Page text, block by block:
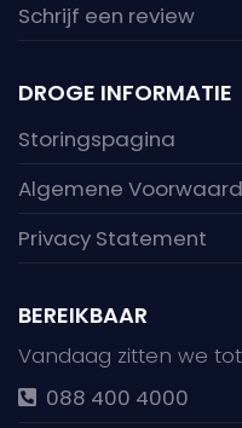
Schrijf een review
DROGE INFORMATIE
Storingspagina
Algemene
Privacy Statement
BEREIKBAAR
Vandaag zitten we
088 400 4000